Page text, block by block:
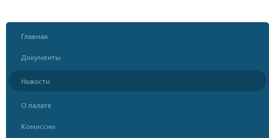
Главная
Документы
Новости
О палате
Комиссии